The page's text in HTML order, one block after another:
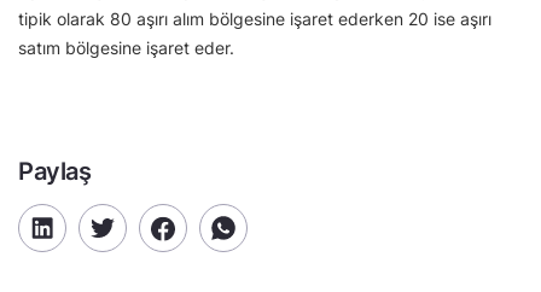
tipik olarak 80 aşırı alım bölgesine işaret ederken 20 ise aşırı
satım bölgesine işaret eder.
Paylaş